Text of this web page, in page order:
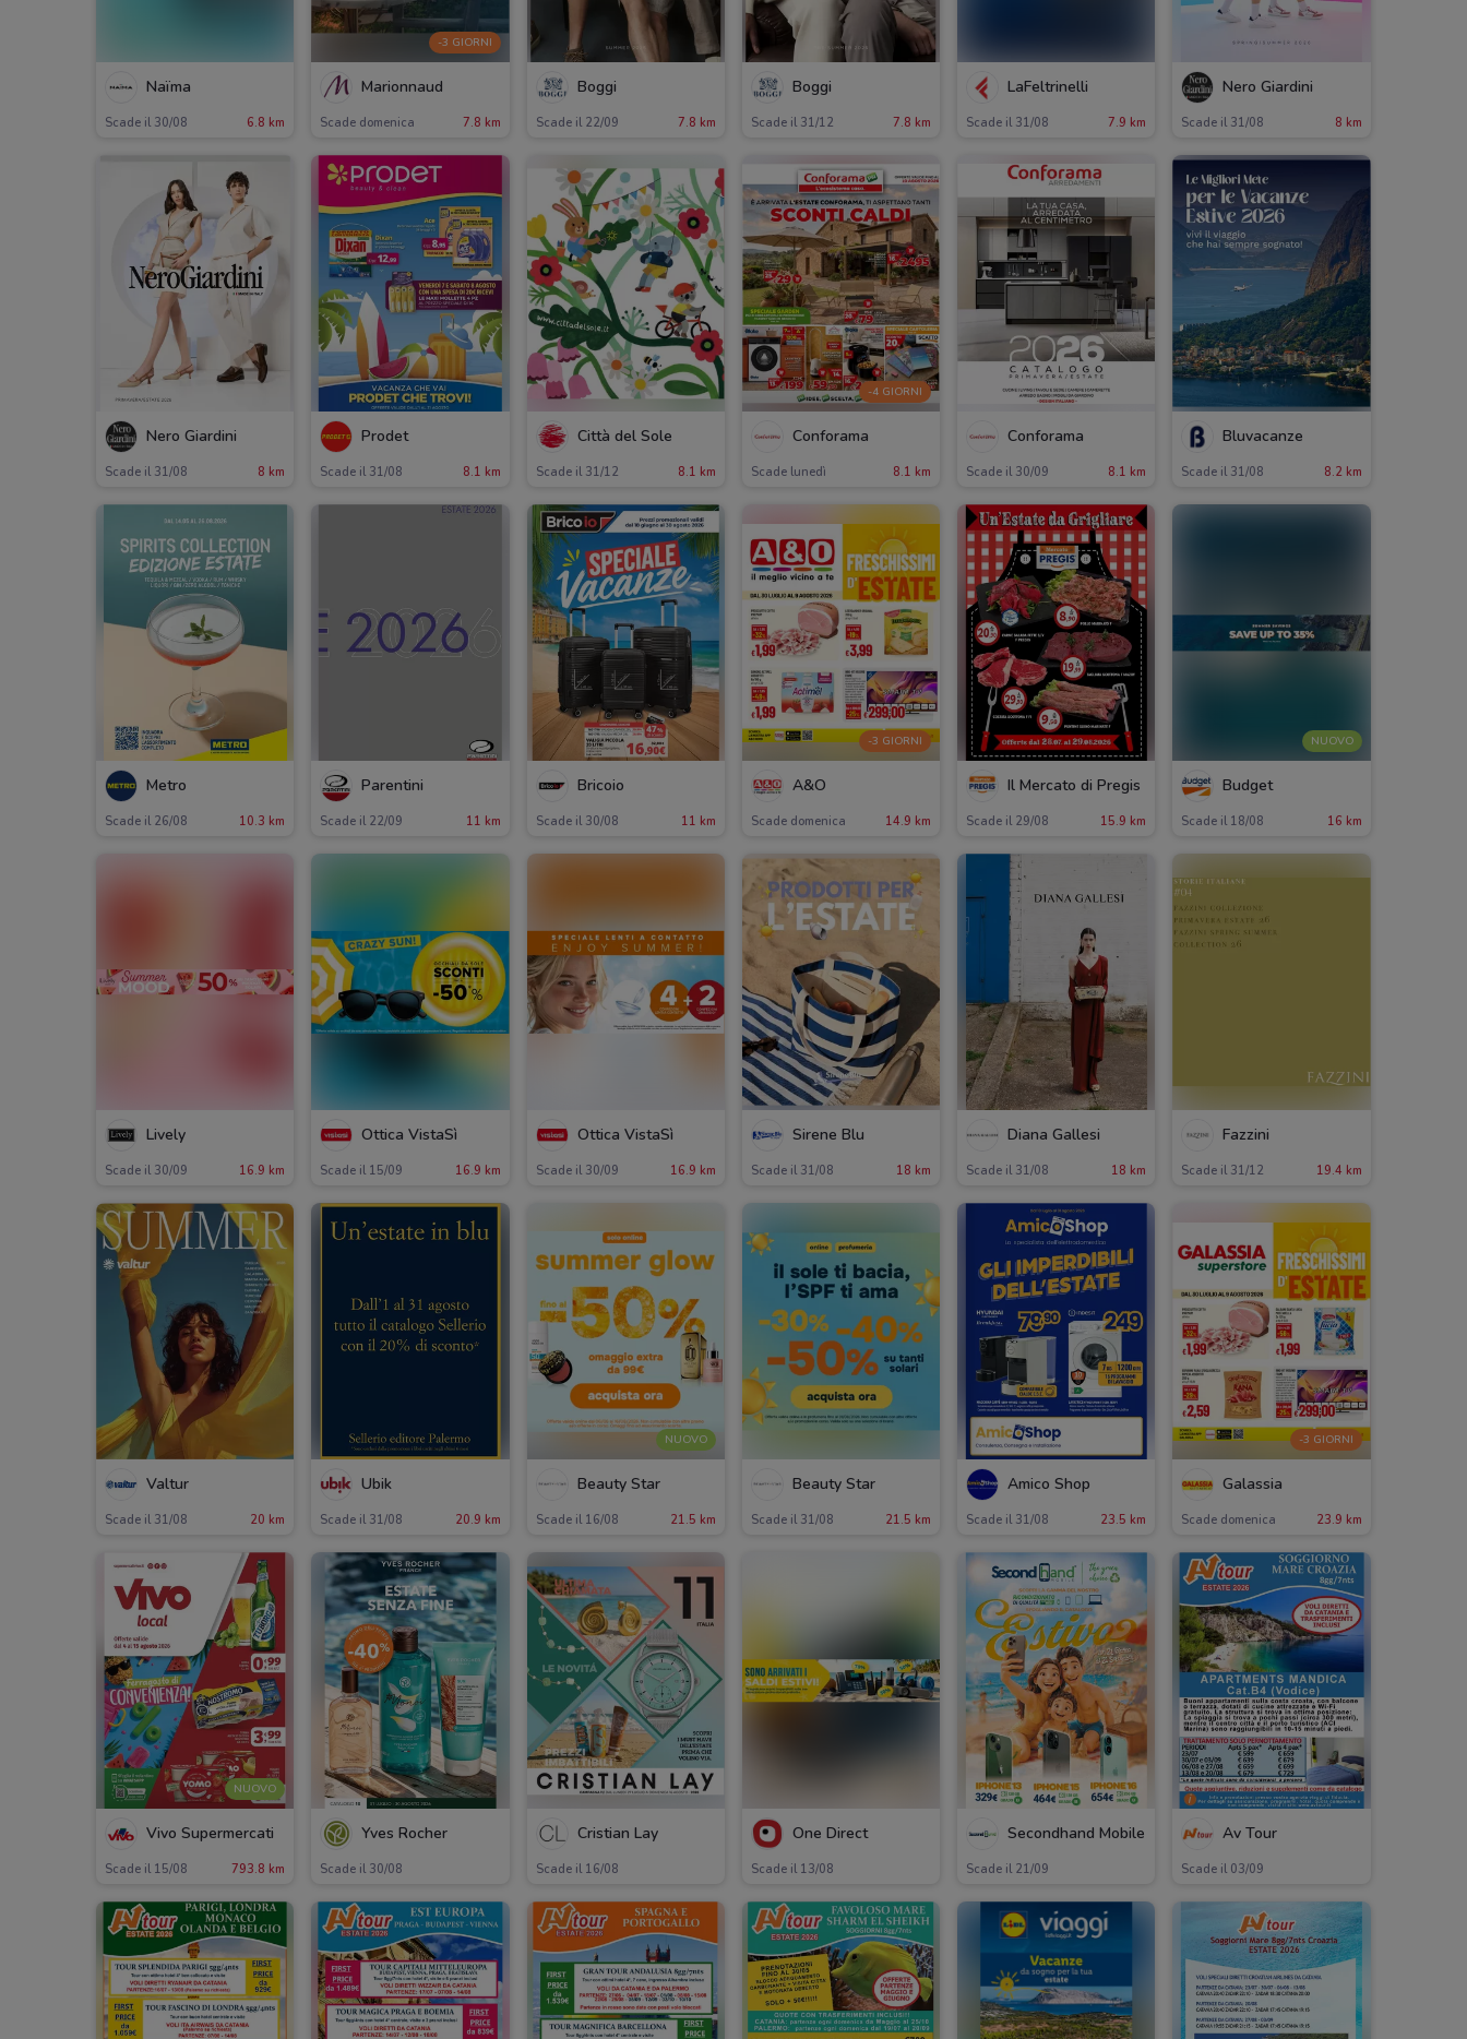
Naïma
Scade il 30/08 6.8 km
-3 GIORNI
Marionnaud
Scade domenica 7.8 km
Boggi
Scade il 22/09 7.8 km
Boggi
Scade il 31/12 7.8 km
LaFeltrinelli
Scade il 31/08 7.9 km
Nero Giardini
Scade il 31/08 8 km
Nero Giardini
Scade il 31/08 8 km
Prodet
Scade il 31/08 8.1 km
Città del Sole
Scade il 31/12 8.1 km
-4 GIORNI
Conforama
Scade lunedì 8.1 km
Conforama
Scade il 30/09 8.1 km
Bluvacanze
Scade il 31/08 8.2 km
Metro
Scade il 26/08 10.3 km
Parentini
Scade il 22/09 11 km
Bricoio
Scade il 30/08 11 km
-3 GIORNI
A&O
Scade domenica 14.9 km
Il Mercato di Pregis
Scade il 29/08 15.9 km
NUOVO
Budget
Scade il 18/08 16 km
Lively
Scade il 30/09 16.9 km
Ottica VistaSì
Scade il 15/09 16.9 km
Ottica VistaSì
Scade il 30/09 16.9 km
Sirene Blu
Scade il 31/08 18 km
Diana Gallesi
Scade il 31/08 18 km
Fazzini
Scade il 31/12 19.4 km
Valtur
Scade il 31/08 20 km
Ubik
Scade il 31/08 20.9 km
NUOVO
Beauty Star
Scade il 16/08 21.5 km
Beauty Star
Scade il 31/08 21.5 km
Amico Shop
Scade il 31/08 23.5 km
-3 GIORNI
Galassia
Scade domenica 23.9 km
NUOVO
Vivo Supermercati
Scade il 15/08 793.8 km
Yves Rocher
Scade il 30/08
Cristian Lay
Scade il 16/08
One Direct
Scade il 13/08
Secondhand Mobile
Scade il 21/09
Av Tour
Scade il 03/09